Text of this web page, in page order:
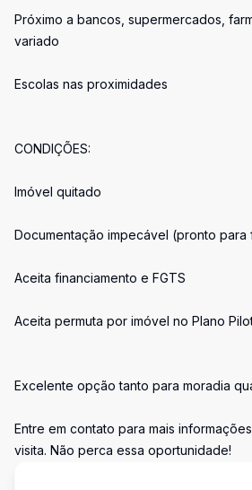
Próximo a bancos, supermercados,
variado
Escolas nas proximidades
CONDIÇÕES:
Imóvel quitado
Documentação impecável (pronto para
Aceita financiamento e FGTS
Aceita permuta por imóvel no Plano
Excelente opção tanto para moradia
Entre em contato para mais
visita. Não perca essa oportunidade!